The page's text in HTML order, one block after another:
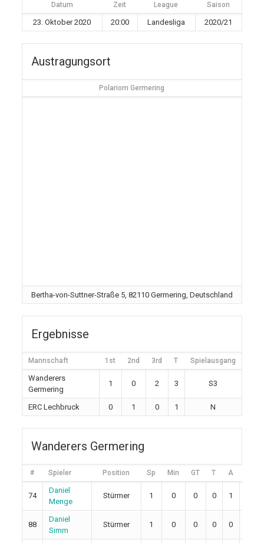
Datum Zeit League Saison
23. Oktober 2020 20:00 Landesliga 2020/21
Austragungsort
Polariom Germering
Bertha-von-Suttner-Straße 5, 82110 Germering, Deutschland
Ergebnisse
Mannschaft 1st 2nd 3rd T Spielausgang
Wanderers
Germering
1 0 2 3 S3
ERC Lechbruck 0 1 0 1 N
Wanderers Germering
# Spieler Position Sp Min GT T A
74
Daniel
Menge
Stürmer 1 0 0 0 1
88
Daniel
Simm
Stürmer 1 0 0 0 0